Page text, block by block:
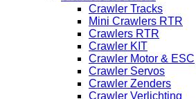
Crawler Tracks
Mini Crawlers RTR
Crawlers RTR
Crawler KIT
Crawler Motor & ESC
Crawler Servos
Crawler Zenders
Crawler Verlichting